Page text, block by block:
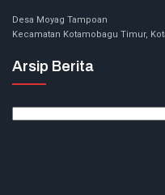
Desa Moyag Tampoan
Kecamatan Kotamobagu Timur,
Arsip Berita